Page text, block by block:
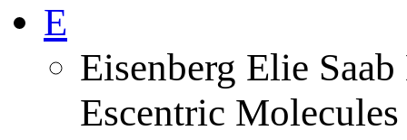
E
Eisenberg Elie
Escentric